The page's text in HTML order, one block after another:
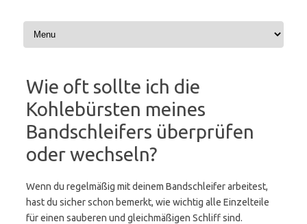
Wie oft sollte ich die
Kohlebürsten meines
Bandschleifers überprüfen
oder wechseln?
Wenn du regelmäßig mit deinem Bandschleifer arbeitest,
hast du sicher schon bemerkt, wie wichtig alle Einzelteile
für einen sauberen und gleichmäßigen Schliff sind.